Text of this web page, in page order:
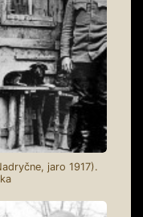
jaro 1917).